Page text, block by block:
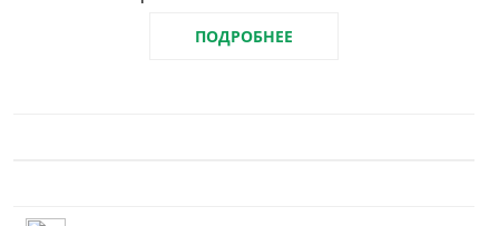
ПОДРОБНЕЕ